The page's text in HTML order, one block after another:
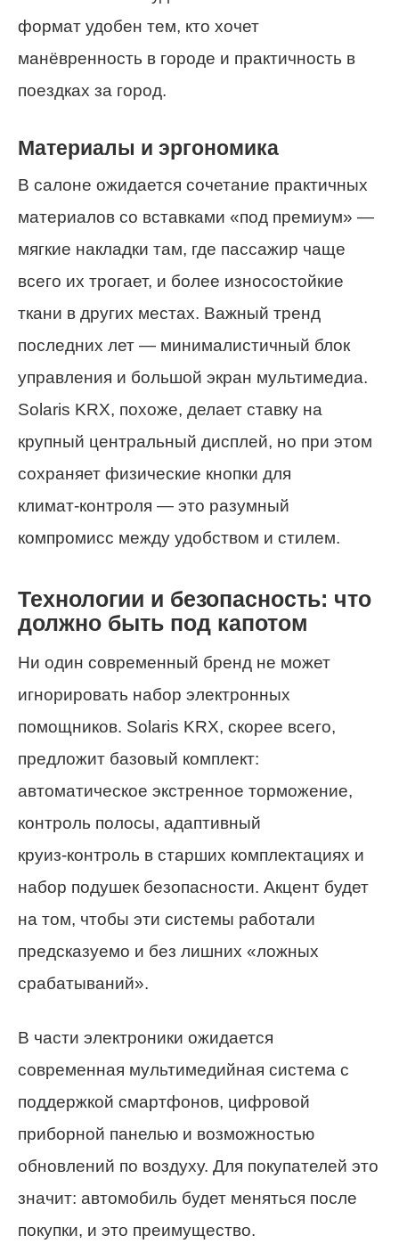
формат удобен тем, кто хочет
манёвренность в городе и практичность в
поездках за город.
Материалы и эргономика
В салоне ожидается сочетание практичных
материалов со вставками «под премиум» —
мягкие накладки там, где пассажир чаще
всего их трогает, и более износостойкие
ткани в других местах. Важный тренд
последних лет — минималистичный блок
управления и большой экран мультимедиа.
Solaris KRX, похоже, делает ставку на
крупный центральный дисплей, но при этом
сохраняет физические кнопки для
климат‑контроля — это разумный
компромисс между удобством и стилем.
Технологии и безопасность: что
должно быть под капотом
Ни один современный бренд не может
игнорировать набор электронных
помощников. Solaris KRX, скорее всего,
предложит базовый комплект:
автоматическое экстренное торможение,
контроль полосы, адаптивный
круиз‑контроль в старших комплектациях и
набор подушек безопасности. Акцент будет
на том, чтобы эти системы работали
предсказуемо и без лишних «ложных
срабатываний».
В части электроники ожидается
современная мультимедийная система с
поддержкой смартфонов, цифровой
приборной панелью и возможностью
обновлений по воздуху. Для покупателей это
значит: автомобиль будет меняться после
покупки, и это преимущество.